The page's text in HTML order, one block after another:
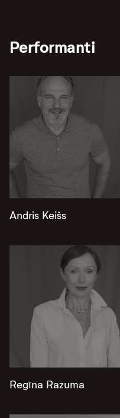
Performanti
Andris Keišs
Regīna Razuma